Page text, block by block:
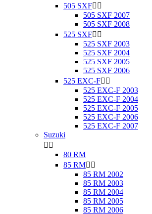
505 SXF 
505 SXF 2007
505 SXF 2008
525 SXF 
525 SXF 2003
525 SXF 2004
525 SXF 2005
525 SXF 2006
525 EXC-F 
525 EXC-F 2003
525 EXC-F 2004
525 EXC-F 2005
525 EXC-F 2006
525 EXC-F 2007
Suzuki
 
80 RM
85 RM 
85 RM 2002
85 RM 2003
85 RM 2004
85 RM 2005
85 RM 2006